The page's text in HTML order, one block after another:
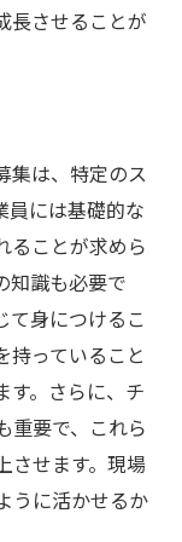
長させることが
集は、特定のス
員には基礎的な
ることが求めら
知識も必要で
て身につけるこ
持っていること
す。さらに、チ
重要で、これら
させます。現場
うに活かせるか